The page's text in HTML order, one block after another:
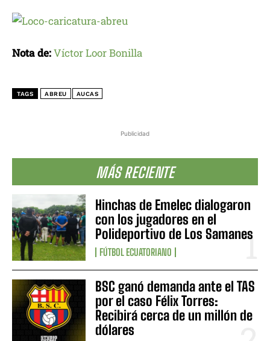
Publicidad
MÁS RECIENTE
Hinchas de Emelec dialogaron
con los jugadores en el
Polideportivo de Los Samanes
FÚTBOL ECUATORIANO
BSC ganó demanda ante el TAS
por el caso Félix Torres:
Recibirá cerca de un millón de
dólares
Nota de:Víctor Loor Bonilla
TAGS ABREU AUCAS